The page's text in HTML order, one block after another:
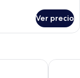
Ver precio
Avra